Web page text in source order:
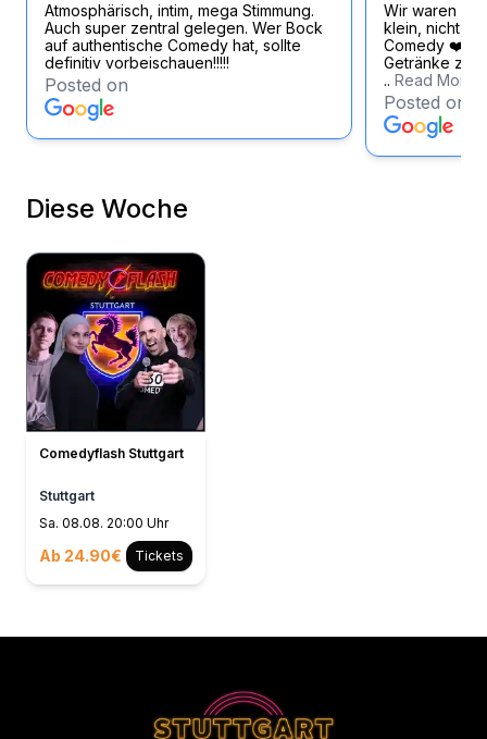
Atmosphärisch, intim, mega Stimmung.
Auch super zentral gelegen. Wer Bock
auf authentische Comedy hat, sollte
definitiv vorbeischauen!!!!!
Posted on
Wir waren
klein, nicht zu
Comedy ❤️
Getränke
.. Read More
Posted on
Diese Woche
Comedyflash Stuttgart
Stuttgart
Sa. 08.08. 20:00 Uhr
Ab 24.90€ Tickets